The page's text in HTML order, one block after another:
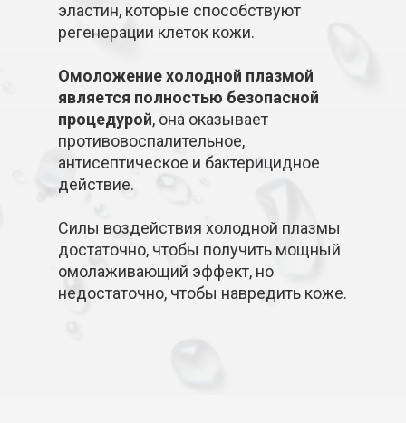
эластин, которые способствуют
регенерации клеток кожи.
Омоложение холодной плазмой
является полностью безопасной
процедурой, она оказывает
противовоспалительное,
антисептическое и бактерицидное
действие.
Силы воздействия холодной плазмы
достаточно, чтобы получить мощный
омолаживающий эффект, но
недостаточно, чтобы навредить коже.